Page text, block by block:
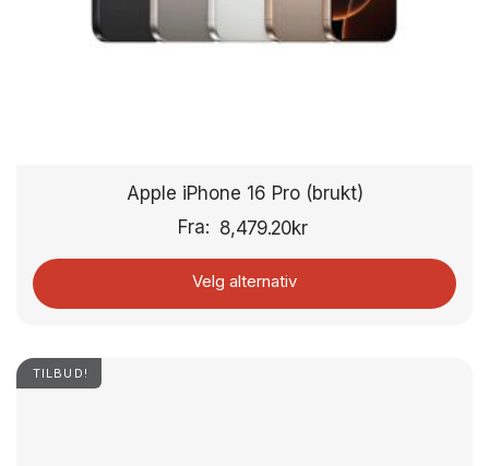
Apple iPhone 16 Pro (brukt)
Fra: 8,479.20kr
Velg alternativ
TILBUD!